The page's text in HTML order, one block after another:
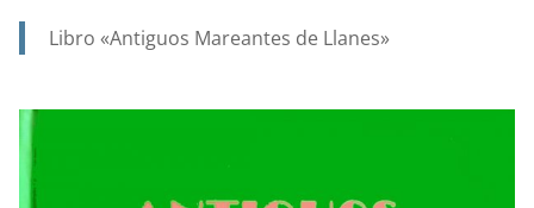
ANA.
NUESTRA
Libro «Antiguos Mareantes de Llanes»